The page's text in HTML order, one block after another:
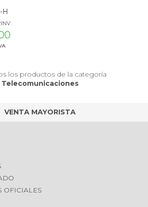
H
los productos de la categoría
Telecomunicaciones
VENTA MAYORISTA
OFICIALES